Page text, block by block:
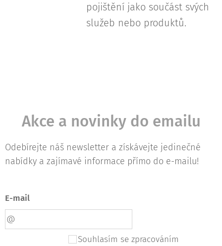
pojištění jako součást svých
služeb nebo produktů.
Akce a novinky do emailu
Odebírejte náš newsletter a získávejte jedinečné
nabídky a zajímavé informace přímo do e-mailu!
E-mail
Souhlasím se zpracováním